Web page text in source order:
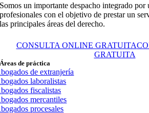
Somos un importante despacho integrado
profesionales con el objetivo de prestar un
las principales áreas del derecho.
CONSULTA ONLINE GRATUITA
GRATUITA
Áreas de práctica
de extranjería
laboralistas
fiscalistas
mercantiles
procesales